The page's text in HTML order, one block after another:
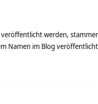
werden,
Namen im Blog